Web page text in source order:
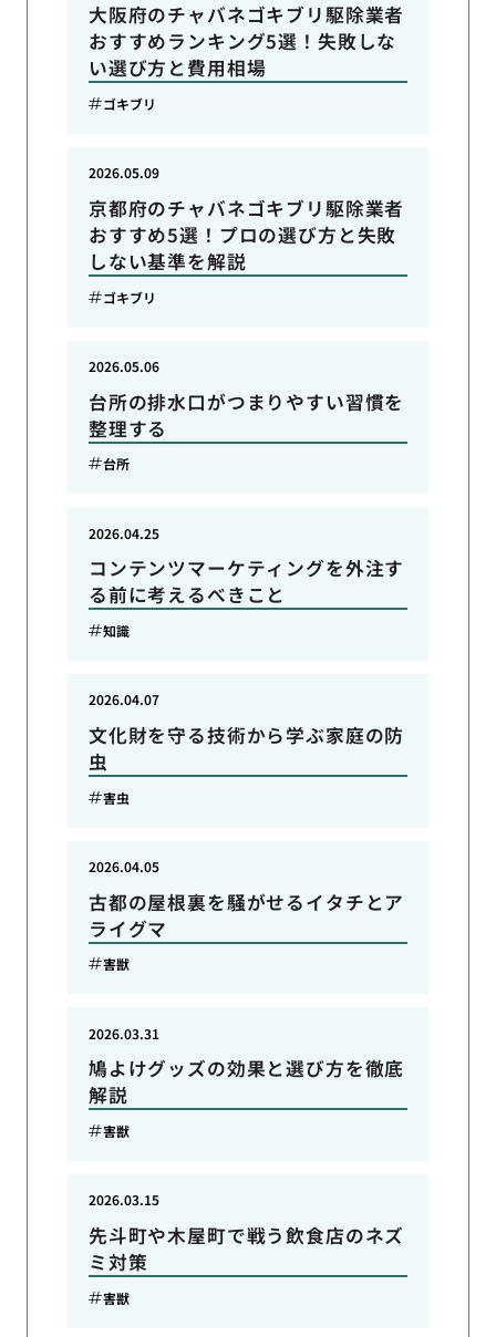
大阪府のチャバネゴキブリ駆除業者
おすすめランキング5選！失敗しな
い選び方と費用相場
ゴキブリ
京都府のチャバネゴキブリ駆除業者
おすすめ5選！プロの選び方と失敗
しない基準を解説
2026.05.09
ゴキブリ
台所の排水口がつまりやすい習慣を
整理する
2026.05.06
台所
コンテンツマーケティングを外注す
る前に考えるべきこと
2026.04.25
知識
文化財を守る技術から学ぶ家庭の防
虫
2026.04.07
害虫
古都の屋根裏を騒がせるイタチとア
ライグマ
2026.04.05
害獣
鳩よけグッズの効果と選び方を徹底
解説
2026.03.31
害獣
先斗町や木屋町で戦う飲食店のネズ
ミ対策
2026.03.15
害獣